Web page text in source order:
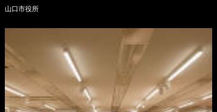
山口市役所